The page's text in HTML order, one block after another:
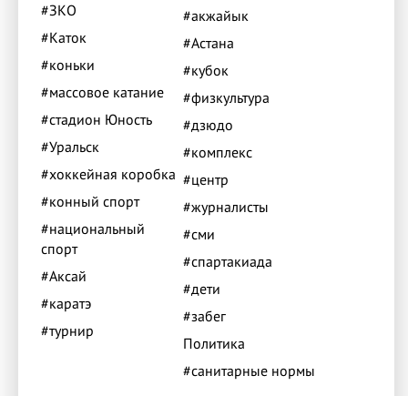
#ЗКО
#Каток
#коньки
#массовое катание
#стадион Юность
#Уральск
#хоккейная коробка
#конный спорт
#национальный
спорт
#Аксай
#каратэ
#турнир
#акжайык
#Астана
#кубок
#физкультура
#дзюдо
#комплекс
#центр
#журналисты
#сми
#спартакиада
#дети
#забег
Политика
#санитарные нормы